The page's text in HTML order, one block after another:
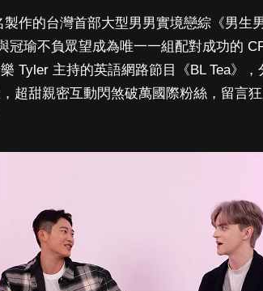
製作的台灣首部大型男男實境戀綜《男生
冠瑜不負眾望成為唯一一組配對成功的
Tyler 主持的英語網路節目《BL Tea》，
超甜親密互動閃煞破萬國際粉絲，留言